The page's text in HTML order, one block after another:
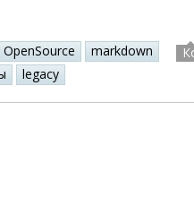
OpenSource
markdown
legacy